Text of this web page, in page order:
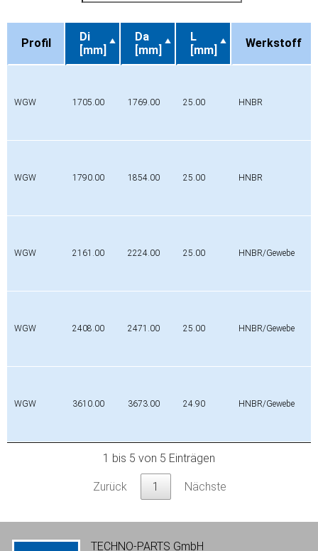
Profil
Di
[mm]
Da
[mm]
L
[mm]
Werkstoff
WGW 1705.00 1769.00 25.00 HNBR
WGW 1790.00 1854.00 25.00 HNBR
WGW 2161.00 2224.00 25.00 HNBR/Gewebe
WGW 2408.00 2471.00 25.00 HNBR/Gewebe
WGW 3610.00 3673.00 24.90 HNBR/Gewebe
1 bis 5 von 5 Einträgen
Zurück 1 Nächste
TECHNO-PARTS GmbH